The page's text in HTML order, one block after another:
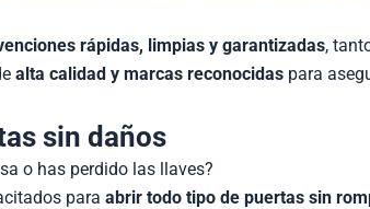
rápidas, limpias y garantizadas,
alta calidad y marcas reconocidas para
sin daños
o has perdido las llaves?
para abrir todo tipo de puertas sin